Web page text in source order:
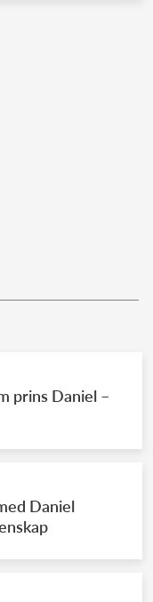
prins Daniel –
Daniel